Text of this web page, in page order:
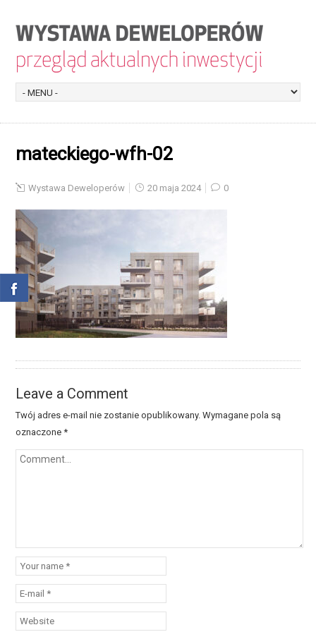
mateckiego-wfh-02
Wystawa Deweloperów 20 maja 2024 0
Leave a Comment
Twój adres e-mail nie zostanie opublikowany. Wymagane pola są
oznaczone*